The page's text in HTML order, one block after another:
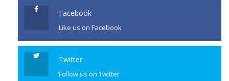
Facebook
Like us on Facebook
Twitter
Follow us on Twitter